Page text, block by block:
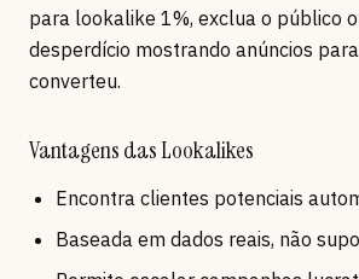
para lookalike 1%, exclua o público
desperdício mostrando anúncios
converteu.
Vantagens das Lookalikes
Encontra clientes potenciais
Baseada em dados reais, não